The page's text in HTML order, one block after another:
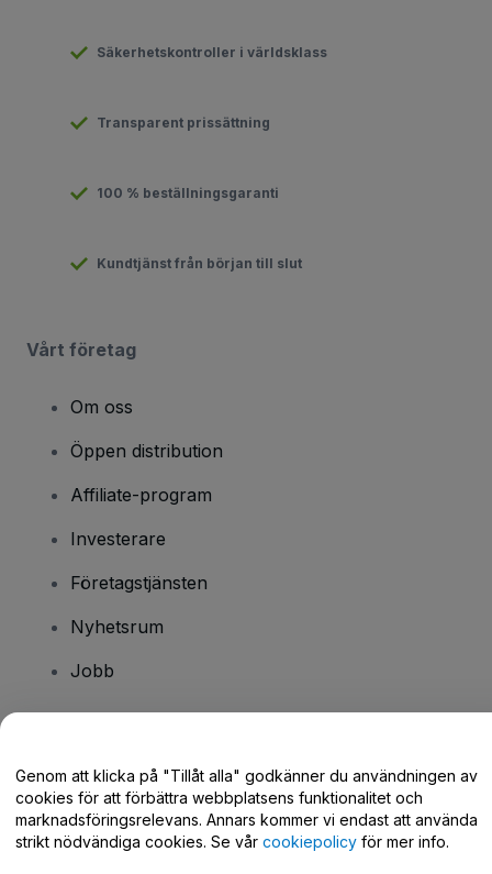
Säkerhetskontroller i världsklass
Transparent prissättning
100 % beställningsgaranti
Kundtjänst från början till slut
Vårt företag
Om oss
Öppen distribution
Affiliate-program
Investerare
Företagstjänsten
Nyhetsrum
Jobb
Hjälpcenter / Kontakta oss
Genom att klicka på "Tillåt alla" godkänner du användningen av
cookies för att förbättra webbplatsens funktionalitet och
marknadsföringsrelevans. Annars kommer vi endast att använda
strikt nödvändiga cookies. Se vår cookiepolicy för mer info.